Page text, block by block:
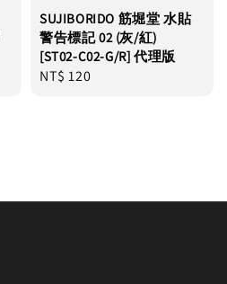
SUJIBORIDO 筋堀堂 水貼
警告標記 02 (灰/紅)
[ST02-C02-G/R] 代理版
Regular
NT$ 120